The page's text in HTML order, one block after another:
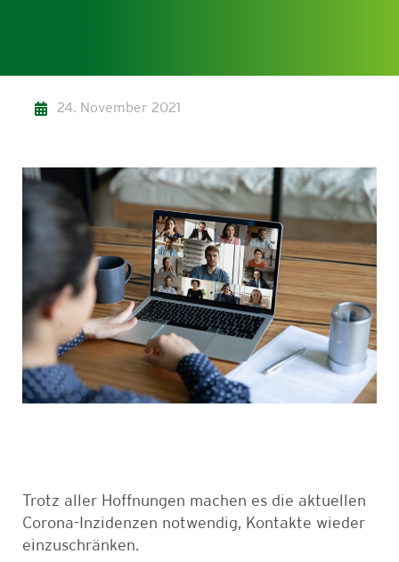
24. November 2021
Trotz aller Hoffnungen machen es die aktuellen
Corona-Inzidenzen notwendig, Kontakte wieder
einzuschränken.